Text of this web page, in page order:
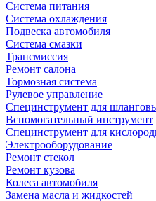
Система питания
Система охлаждения
Подвеска автомобиля
Система смазки
Трансмиссия
Ремонт салона
Тормозная система
Рулевое управление
Специнструмент для
Вспомогательный инструмент
Специнструмент для
Электрооборудование
Ремонт стекол
Ремонт кузова
Колеса автомобиля
Замена масла и жидкостей